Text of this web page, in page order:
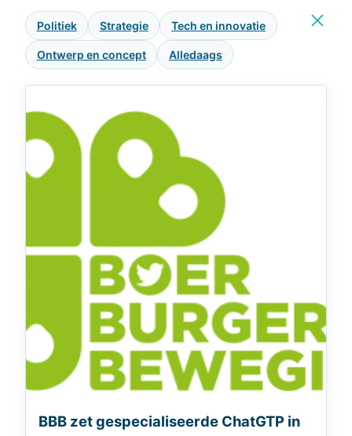
Politiek Strategie Tech en innovatie
Ontwerp en concept Alledaags
BBB zet gespecialiseerde ChatGTP in